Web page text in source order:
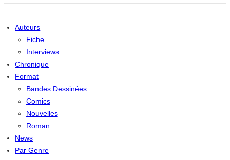
Auteurs
Fiche
Interviews
Chronique
Format
Bandes Dessinées
Comics
Nouvelles
Roman
News
Par Genre